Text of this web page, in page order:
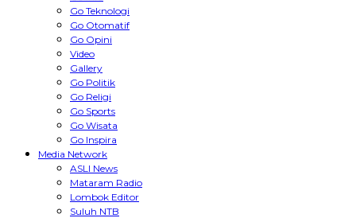
Go Teknologi
Go Otomatif
Go Opini
Video
Gallery
Go Politik
Go Religi
Go Sports
Go Wisata
Go Inspira
Media Network
ASLI News
Mataram Radio
Lombok Editor
Suluh NTB